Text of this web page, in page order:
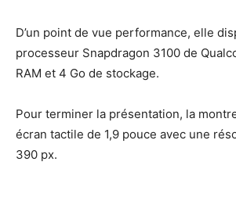
D’un point de vue performance, elle
processeur Snapdragon 3100 de
RAM et 4 Go de stockage.
Pour terminer la présentation, la
écran tactile de 1,9 pouce avec une
390 px.